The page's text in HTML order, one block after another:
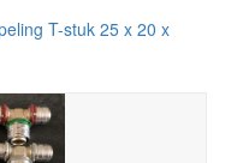
T-stuk 25 x 20 x